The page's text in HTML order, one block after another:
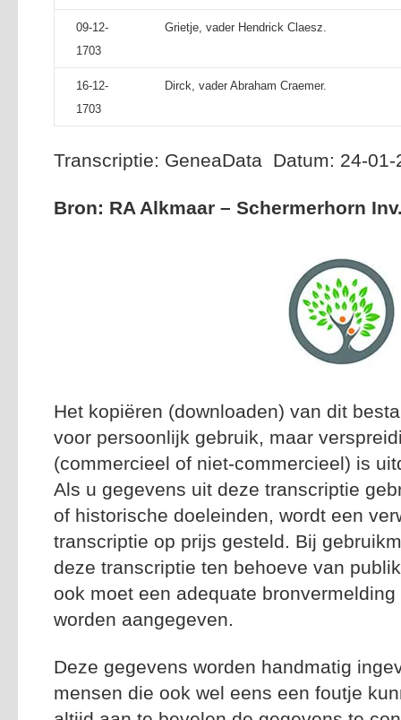
09-12-
1703
Grietje, vader Hendrick Claesz.
16-12-
1703
Dirck, vader Abraham Craemer.
Transcriptie: GeneaData Datum: 24-01-
Bron: RA Alkmaar – Schermerhorn
Het kopiëren (downloaden) van dit
voor persoonlijk gebruik, maar
(commercieel of niet-commercieel) is
Als u gegevens uit deze transcriptie
of historische doeleinden, wordt een
transcriptie op prijs gesteld. Bij
deze transcriptie ten behoeve van
ook moet een adequate
worden aangegeven.
Deze gegevens worden handmatig
mensen die ook wel eens een foutje